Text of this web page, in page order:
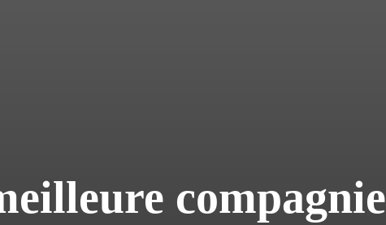
compagnie